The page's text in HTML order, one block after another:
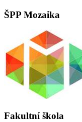
ŠPP Mozaika
Fakultní škola